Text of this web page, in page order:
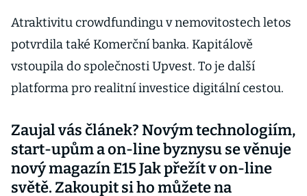
Atraktivitu crowdfundingu v nemovitostech letos
potvrdila také Komerční banka. Kapitálově
vstoupila do společnosti Upvest. To je další
platforma pro realitní investice digitální cestou.
Zaujal vás článek? Novým technologiím,
start-upům a on-line byznysu se věnuje
nový magazín E15Jak přežít v on-line
světě. Zakoupit si ho můžete na